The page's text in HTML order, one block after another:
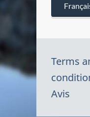
Terms
Avis